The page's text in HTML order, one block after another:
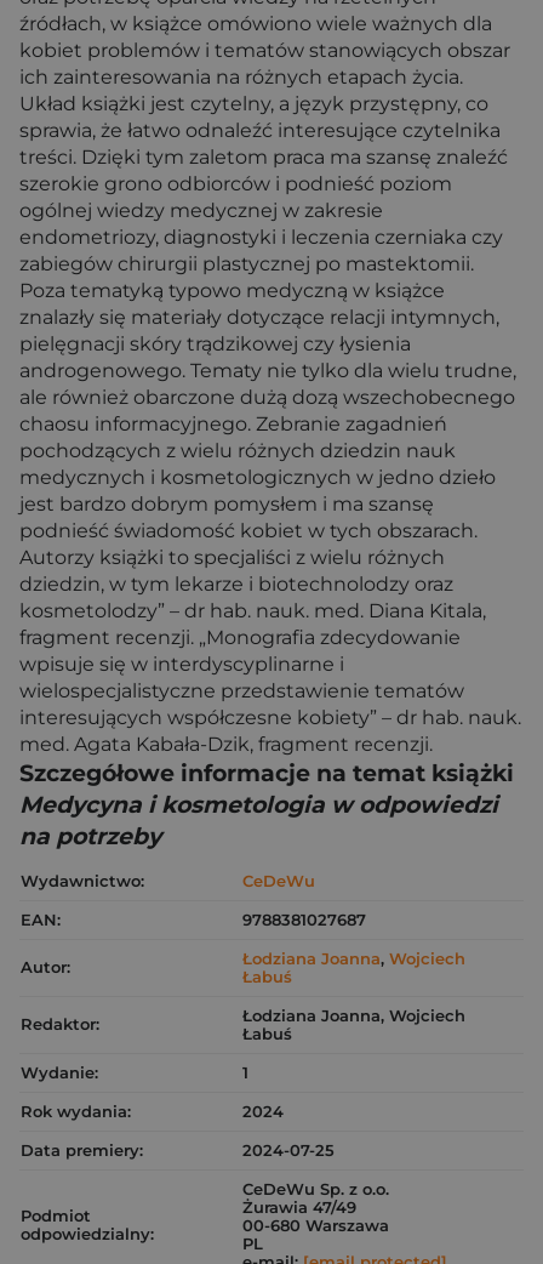
źródłach, w książce omówiono wiele ważnych dla
kobiet problemów i tematów stanowiących obszar
ich zainteresowania na różnych etapach życia.
Układ książki jest czytelny, a język przystępny, co
sprawia, że łatwo odnaleźć interesujące czytelnika
treści. Dzięki tym zaletom praca ma szansę znaleźć
szerokie grono odbiorców i podnieść poziom
ogólnej wiedzy medycznej w zakresie
endometriozy, diagnostyki i leczenia czerniaka czy
zabiegów chirurgii plastycznej po mastektomii.
Poza tematyką typowo medyczną w książce
znalazły się materiały dotyczące relacji intymnych,
pielęgnacji skóry trądzikowej czy łysienia
androgenowego. Tematy nie tylko dla wielu trudne,
ale również obarczone dużą dozą wszechobecnego
chaosu informacyjnego. Zebranie zagadnień
pochodzących z wielu różnych dziedzin nauk
medycznych i kosmetologicznych w jedno dzieło
jest bardzo dobrym pomysłem i ma szansę
podnieść świadomość kobiet w tych obszarach.
Autorzy książki to specjaliści z wielu różnych
dziedzin, w tym lekarze i biotechnolodzy oraz
kosmetolodzy” – dr hab. nauk. med. Diana Kitala,
fragment recenzji. „Monografia zdecydowanie
wpisuje się w interdyscyplinarne i
wielospecjalistyczne przedstawienie tematów
interesujących współczesne kobiety” – dr hab. nauk.
med. Agata Kabała-Dzik, fragment recenzji.
Szczegółowe informacje na temat książki
Medycyna i kosmetologia w odpowiedzi
na potrzeby
Wydawnictwo:
CeDeWu
EAN:
9788381027687
Autor: Łodziana Joanna, Wojciech
Łabuś
Redaktor:
Łodziana Joanna, Wojciech
Łabuś
Wydanie:
1
Rok wydania:
2024
Data premiery:
2024-07-25
Podmiot
odpowiedzialny:
CeDeWu Sp. z o.o.
Żurawia 47/49
00-680 Warszawa
PL